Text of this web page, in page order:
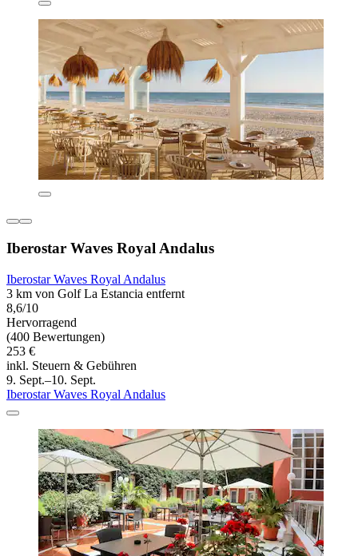
Iberostar Waves Royal Andalus
Iberostar Waves Royal Andalus
3 km von Golf La Estancia entfernt
8,6/10
Hervorragend
(400 Bewertungen)
253 €
inkl. Steuern & Gebühren
9. Sept.–10. Sept.
Iberostar Waves Royal Andalus